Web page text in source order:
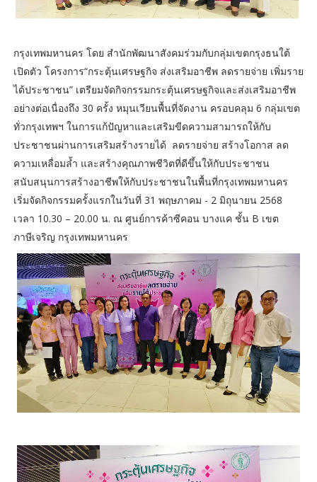
กรุงเทพมหานคร โดย สำนักพัฒนาสังคมร่วมกับกลุ่มเขตกรุงธนใต้
เปิดตัว โครงการ“กระตุ้นเศรษฐกิจ ส่งเสริมอาชีพ ลดรายจ่าย เพิ่มราย
ได้ประชาชน” เตรียมจัดกิจกรรมกระตุ้นเศรษฐกิจและส่งเสริมอาชีพ
อย่างต่อเนื่องถึง 30 ครั้ง หมุนเวียนพื้นที่จัดงาน ครอบคลุม 6 กลุ่มเขต
ทั่วกรุงเทพฯ ในการแก้ปัญหาและเสริมขีดความสามารถให้กับ
ประชาชนผ่านการเสริมสร้างรายได้ ลดรายจ่าย สร้างโอกาส ลด
ความเหลื่อมล้ำ และสร้างคุณภาพชีวิตที่ดีขึ้นให้กับประชาชน
สนับสนุนการสร้างอาชีพให้กับประชาชนในพื้นที่กรุงเทพมหานคร
เริ่มจัดกิจกรรมครั้งแรกในวันที่ 31 พฤษภาคม - 2 มิถุนายน 2568
เวลา 10.30 – 20.00 น. ณ ศูนย์การค้าซีคอน บางแค ชั้น B เขต
ภาษีเจริญ กรุงเทพมหานคร